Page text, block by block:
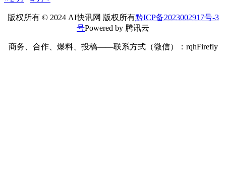
版权所有 © 2024 AI快讯网 版权所有黔ICP备2023002917号-3
号Powered by 腾讯云
商务、合作、爆料、投稿——联系方式（微信）：rqhFirefly